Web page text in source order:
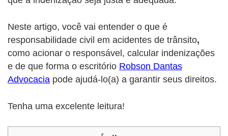
Neste artigo, você vai entender o que é
responsabilidade civil em acidentes de trânsito,
como acionar o responsável, calcular indenizações
e de que forma o escritório Robson Dantas
Advocacia pode ajudá-lo(a) a garantir seus direitos.
Tenha uma excelente leitura!